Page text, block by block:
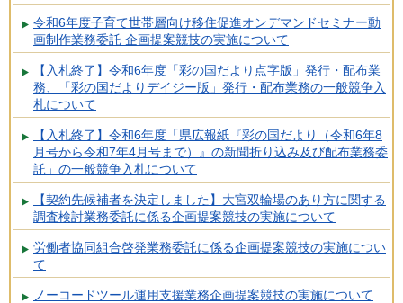
令和6年度子育て世帯層向け移住促進オンデマンドセミナー動
画制作業務委託 企画提案競技の実施について
【入札終了】令和6年度「彩の国だより点字版」発行・配布業
務、「彩の国だよりデイジー版」発行・配布業務の一般競争入
札について
【入札終了】令和6年度「県広報紙『彩の国だより（令和6年8
月号から令和7年4月号まで）』の新聞折り込み及び配布業務委
託」の一般競争入札について
【契約先候補者を決定しました】大宮双輪場のあり方に関する
調査検討業務委託に係る企画提案競技の実施について
労働者協同組合啓発業務委託に係る企画提案競技の実施につい
て
ノーコードツール運用支援業務企画提案競技の実施について